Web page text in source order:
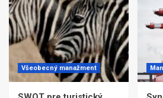
Všeobecný manažment